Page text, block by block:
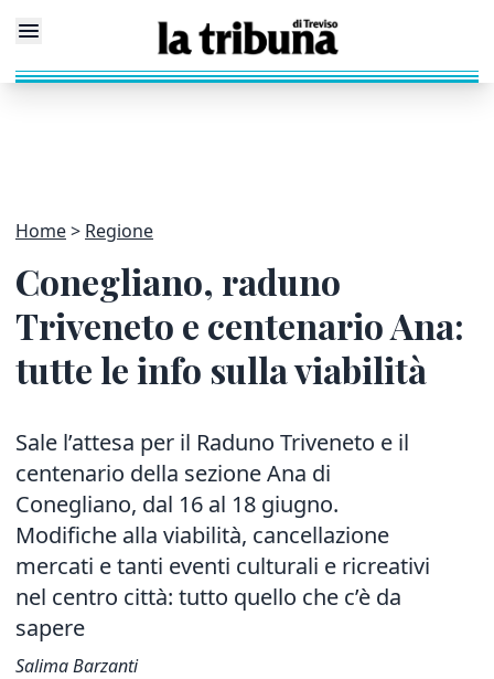
Home Regione
Conegliano, raduno
Triveneto e centenario Ana:
tutte le info sulla viabilità
Sale l’attesa per il Raduno Triveneto e il
centenario della sezione Ana di
Conegliano, dal 16 al 18 giugno.
Modifiche alla viabilità, cancellazione
mercati e tanti eventi culturali e ricreativi
nel centro città: tutto quello che c’è da
sapere
Salima Barzanti